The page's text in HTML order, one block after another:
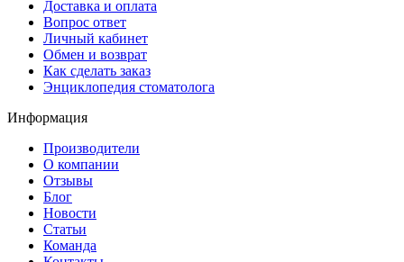
Доставка и оплата
Вопрос ответ
Личный кабинет
Обмен и возврат
Как сделать заказ
Энциклопедия стоматолога
Информация
Производители
О компании
Отзывы
Блог
Новости
Статьи
Команда